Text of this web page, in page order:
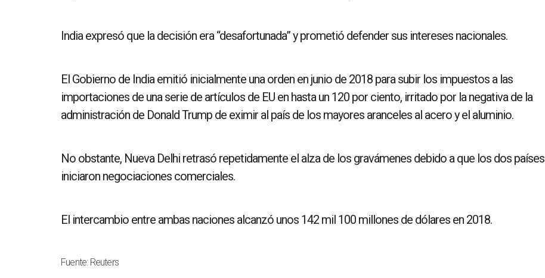
India expresó que la decisión era “desafortunada” y prometió defender sus intereses nacionales.
El Gobierno de India emitió inicialmente una orden en junio de 2018 para subir los impuestos a las
importaciones de una serie de artículos de EU en hasta un 120 por ciento, irritado por la negativa de la
administración de Donald Trump de eximir al país de los mayores aranceles al acero y el aluminio.
No obstante, Nueva Delhi retrasó repetidamente el alza de los gravámenes debido a que los dos países
iniciaron negociaciones comerciales.
El intercambio entre ambas naciones alcanzó unos 142 mil 100 millones de dólares en 2018.
Fuente: Reuters